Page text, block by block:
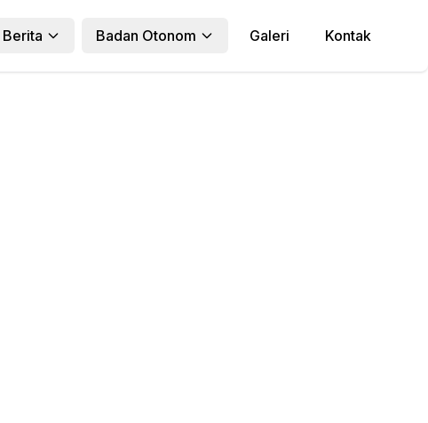
Berita Badan Otonom Galeri Kontak